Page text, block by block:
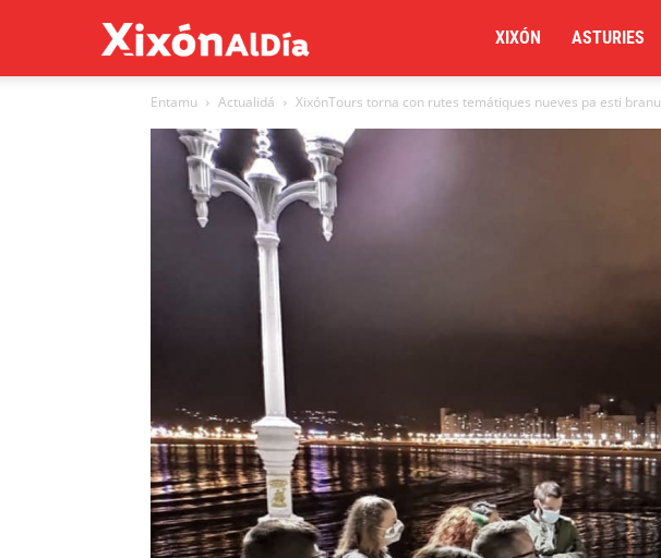
al
día
XIXÓN ASTURIES
Entamu Actualidá XixónTours torna con rutes temátiques nueves pa esti branu